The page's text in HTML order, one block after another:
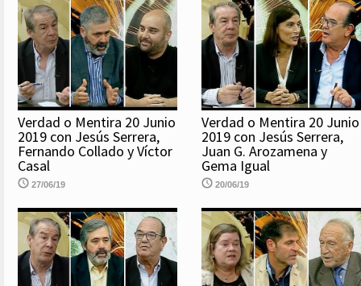
Verdad o Mentira 20 Junio
2019 con Jesús Serrera,
Fernando Collado y Víctor
Casal
27/06/19
Verdad o Mentira 20 Junio
2019 con Jesús Serrera,
Juan G. Arozamena y
Gema Igual
20/06/19